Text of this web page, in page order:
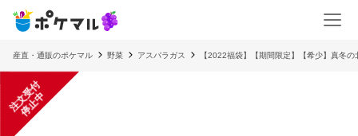
産直・通販のポケマル 野菜 アスパラガス 【2022福袋】【期間限定】【希少】真冬
注
文
受
付
停
止
中